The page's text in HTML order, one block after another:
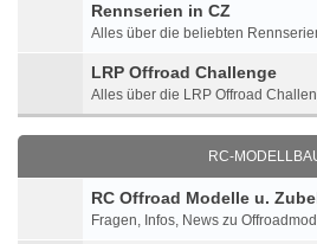
Rennserien in CZ
Alles über die beliebten
LRP Offroad Challenge
Alles über die LRP Offroad
RC-
RC Offroad Modelle u.
Fragen, Infos, News zu